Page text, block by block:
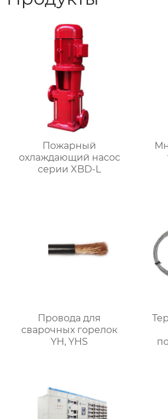
Пожарный
охлаждающий насос
серии XBD-L
Провода для
сварочных горелок
YH, YHS